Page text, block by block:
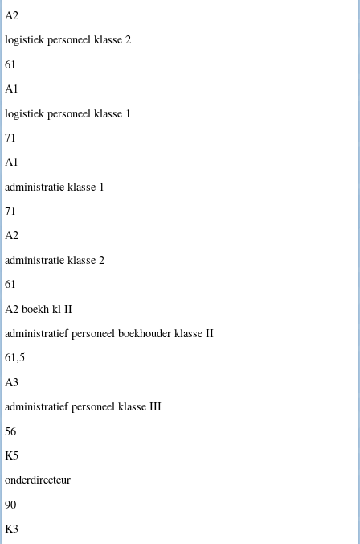
A2
logistiek personeel klasse 2
61
A1
logistiek personeel klasse 1
71
A1
administratie klasse 1
71
A2
administratie klasse 2
61
A2 boekh kl II
administratief personeel boekhouder klasse II
61,5
A3
administratief personeel klasse III
56
K5
onderdirecteur
90
K3